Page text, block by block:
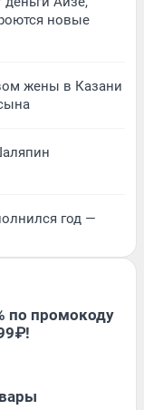
новые
жены в Казани
год —
по промокоду